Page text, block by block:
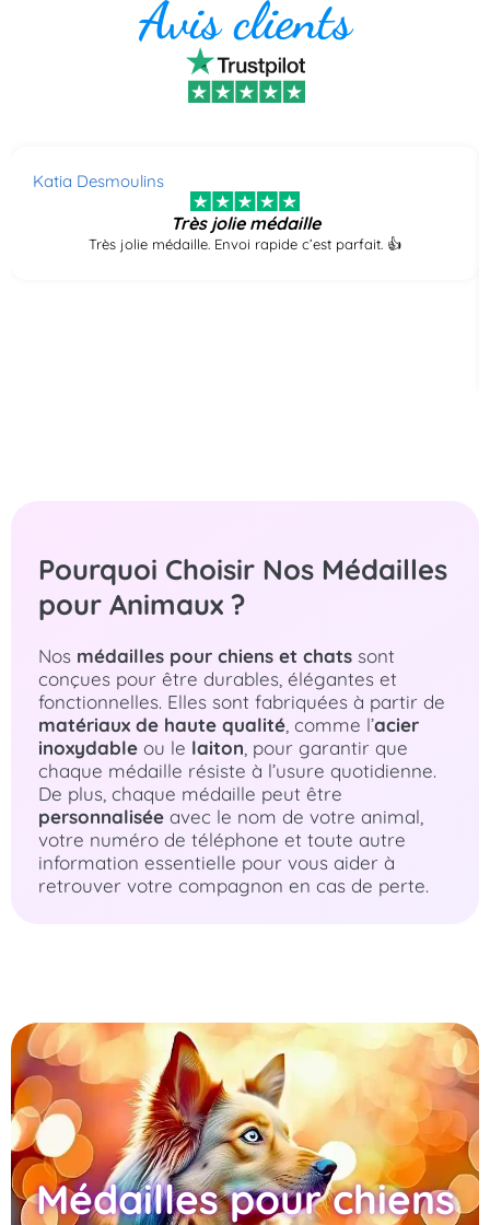
Avis clients
Katia Desmoulins
Très jolie médaille
Très jolie médaille. Envoi rapide c’est parfait. 👍
Pourquoi Choisir Nos Médailles
pour Animaux ?
Nos médailles pour chiens et chats sont
conçues pour être durables, élégantes et
fonctionnelles. Elles sont fabriquées à partir de
matériaux de haute qualité , comme l’acier
inoxydable ou le laiton , pour garantir que
chaque médaille résiste à l’usure quotidienne.
De plus, chaque médaille peut être
personnalisée avec le nom de votre animal,
votre numéro de téléphone et toute autre
information essentielle pour vous aider à
retrouver votre compagnon en cas de perte.
Médailles pour chiens